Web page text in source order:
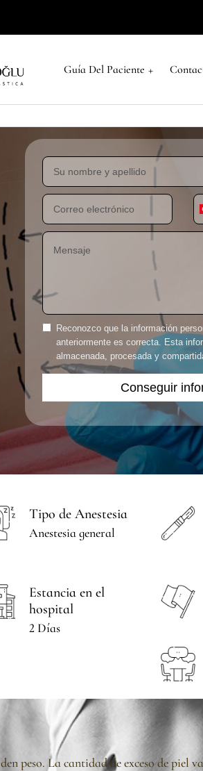
Guía Del Paciente +
Reconozco que la información
anteriormente es correcta. Esta
almacenada, procesada y
Tipo de Anestesia
Anestesia general
Estancia en el
hospital
2 Días
peso. La cantidad de exceso de piel